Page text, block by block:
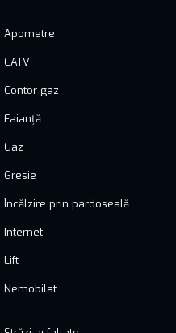
Apometre
CATV
Contor gaz
Faianță
Gaz
Gresie
Încălzire prin pardoseală
Internet
Lift
Nemobilat